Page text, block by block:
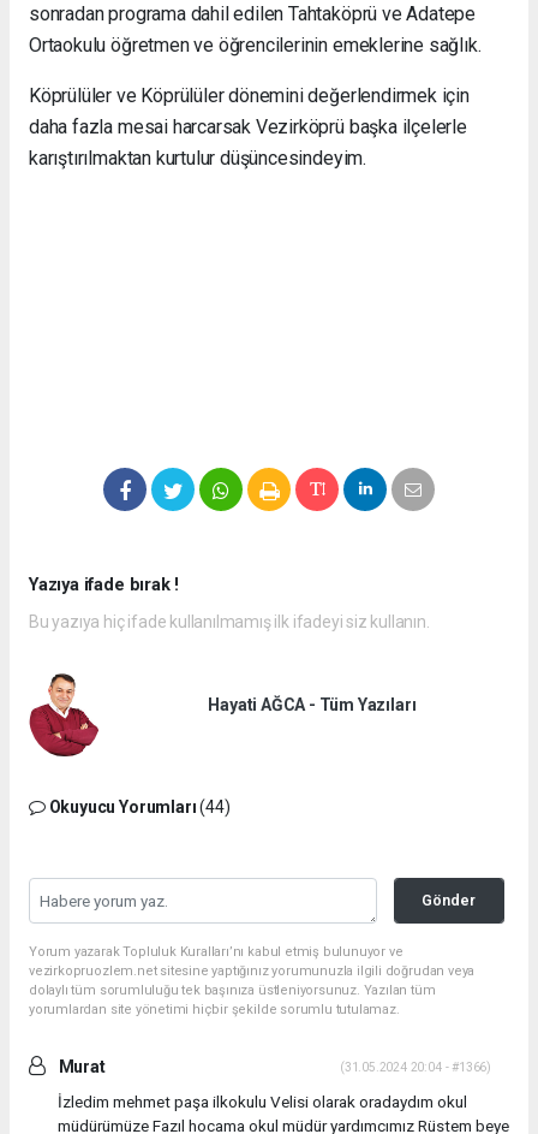
sonradan programa dahil edilen Tahtaköprü ve Adatepe
Ortaokulu öğretmen ve öğrencilerinin emeklerine sağlık.
Köprülüler ve Köprülüler dönemini değerlendirmek için
daha fazla mesai harcarsak Vezirköprü başka ilçelerle
karıştırılmaktan kurtulur düşüncesindeyim.
Yazıya ifade bırak !
Bu yazıya hiç ifade kullanılmamış ilk ifadeyi siz kullanın.
Hayati AĞCA - Tüm Yazıları
Okuyucu Yorumları(44)
Gönder
Yorum yazarak Topluluk Kuralları’nı kabul etmiş bulunuyor ve
vezirkopruozlem.net sitesine yaptığınız yorumunuzla ilgili doğrudan veya
dolaylı tüm sorumluluğu tek başınıza üstleniyorsunuz. Yazılan tüm
yorumlardan site yönetimi hiçbir şekilde sorumlu tutulamaz.
Murat (31.05.2024 20:04 - #1366)
İzledim mehmet paşa ilkokulu Velisi olarak oradaydım okul
müdürümüze Fazıl hocama okul müdür yardımcımız Rüstem beye